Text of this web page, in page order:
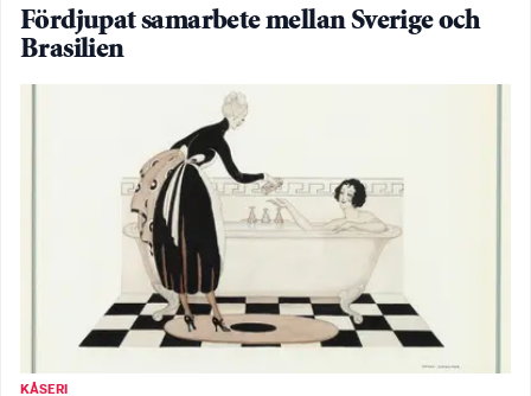
Fördjupat samarbete mellan Sverige och
Brasilien
KÅSERI